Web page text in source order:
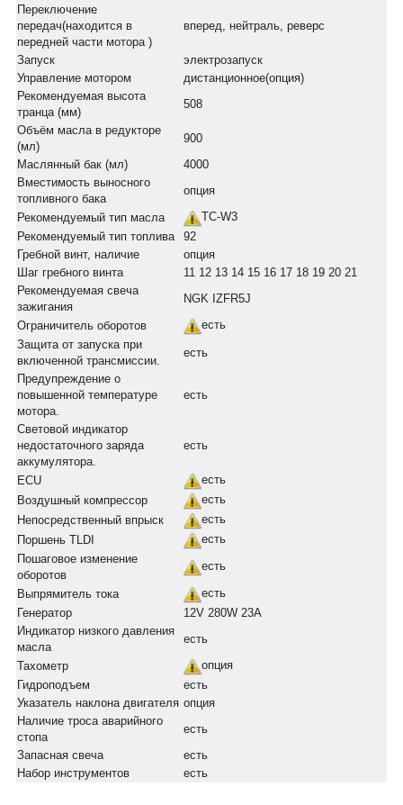
Переключение
передач(находится в
передней части мотора )
вперед, нейтраль, реверс
Запуск
электрозапуск
Управление мотором
дистанционное(опция)
Рекомендуемая высота
транца (мм)
508
Объём масла в редукторе
(мл)
900
Маслянный бак (мл)
4000
Вместимость выносного
топливного бака
опция
Рекомендуемый тип масла
TC-W3
Рекомендуемый тип топлива
92
Гребной винт, наличие
опция
Шаг гребного винта
11 12 13 14 15 16 17 18 19 20 21
Рекомендуемая свеча
зажигания
NGK IZFR5J
Ограничитель оборотов
есть
Защита от запуска при
включенной трансмиссии.
есть
Предупреждение о
повышенной температуре
мотора.
есть
Световой индикатор
недостаточного заряда
аккумулятора.
есть
ECU
есть
Воздушный компрессор
есть
Непосредственный впрыск
есть
Поршень TLDI
есть
Пошаговое изменение
оборотов
есть
Выпрямитель тока
есть
Генератор
12V 280W 23A
Индикатор низкого давления
масла
есть
Тахометр
опция
Гидроподъем
есть
Указатель наклона двигателя опция
Наличие троса аварийного
стопа
есть
Запасная свеча
есть
Набор инструментов
есть